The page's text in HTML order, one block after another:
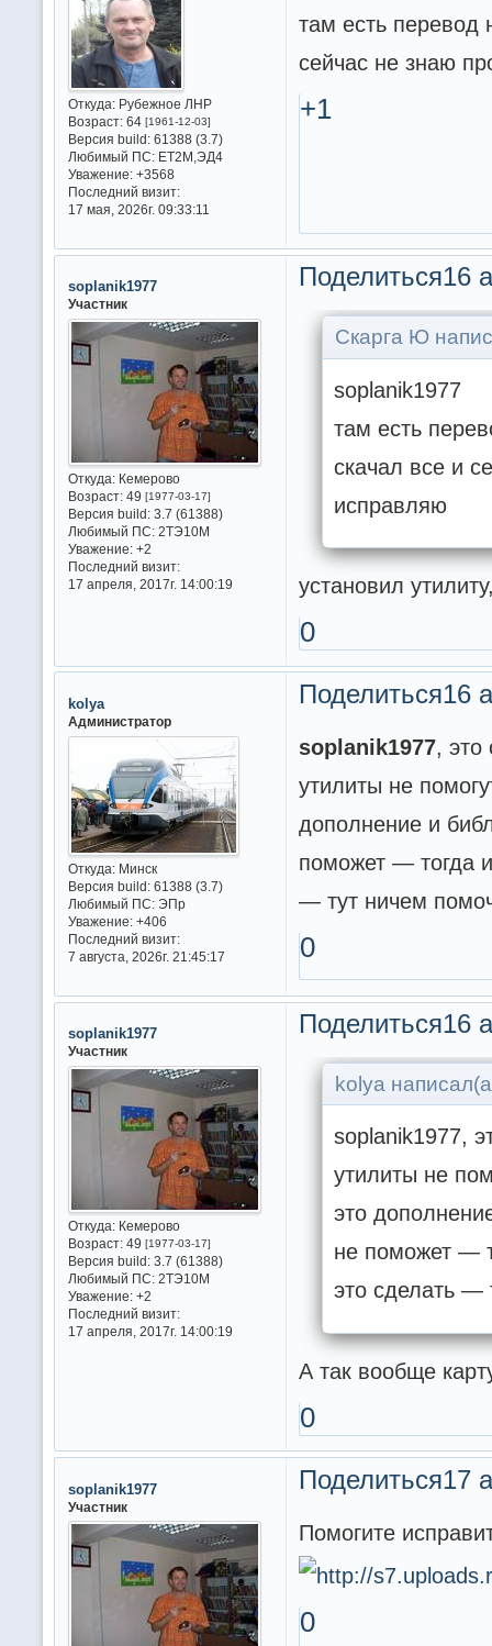
Откуда:Рубежное ЛНР
Возраст:64 [1961-12-03]
Версия build:61388 (3.7)
Любимый ПС:ET2M,ЭД4
Уважение: +3568
Последний визит:
17 мая, 2026г. 09:33:11
там есть перевод
сейчас не знаю
+1
Поделиться16
soplanik1977
Участник
Откуда:Кемерово
Возраст:49 [1977-03-17]
Версия build:3.7 (61388)
Любимый ПС:2ТЭ10М
Уважение: +2
Последний визит:
17 апреля, 2017г. 14:00:19
Скарга Ю
soplanik1977
там есть
скачал все и
исправляю
установил
0
Поделиться16
kolya
Администратор
Откуда:Минск
Версия build:61388 (3.7)
Любимый ПС:ЭПр
Уважение: +406
Последний визит:
7 августа, 2026г. 21:45:17
soplanik1977, это
утилиты не
дополнение и
поможет — тогда
— тут ничем
0
Поделиться16
soplanik1977
Участник
Откуда:Кемерово
Возраст:49 [1977-03-17]
Версия build:3.7 (61388)
Любимый ПС:2ТЭ10М
Уважение: +2
Последний визит:
17 апреля, 2017г. 14:00:19
kolya
soplanik1977,
утилиты не
это
не поможет —
это сделать —
А так вообще
0
Поделиться17
soplanik1977
Участник
Помогите
0